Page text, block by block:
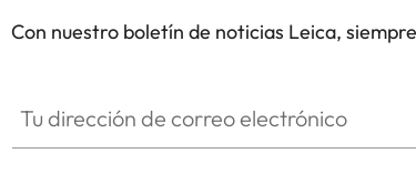
Con nuestro boletín de noticias Leica,